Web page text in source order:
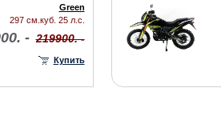
Green
297 см.куб. 25 л.с.
- 219900. -
Купить